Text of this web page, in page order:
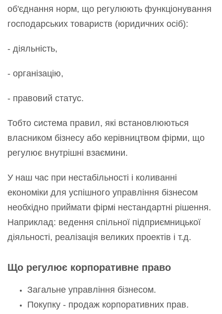
об'єднання норм, що регулюють функціонування
господарських товариств (юридичних осіб):
- діяльність,
- організацію,
- правовий статус.
Тобто система правил, які встановлюються
власником бізнесу або керівництвом фірми, що
регулює внутрішні взаємини.
У наш час при нестабільності і коливанні
економіки для успішного управління бізнесом
необхідно приймати фірмі нестандартні рішення.
Наприклад: ведення спільної підприємницької
діяльності, реалізація великих проектів і т.д.
Що регулює корпоративне право
Загальне управління бізнесом.
Покупку - продаж корпоративних прав.